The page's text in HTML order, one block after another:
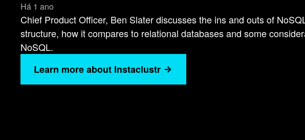
Há 1 ano
Chief Product Officer, Ben Slater discusses the ins and outs of
structure, how it compares to relational databases and some
NoSQL.
Learn more about Instaclustr